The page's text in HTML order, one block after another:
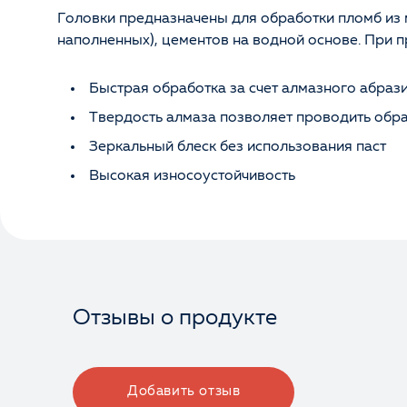
Головки предназначены для обработки пломб
наполненных), цементов на водной основе. При
Быстрая обработка за счет алмазного
Твердость алмаза позволяет проводить
Зеркальный блеск без использования паст
Высокая износоустойчивость
Отзывы о продукте
Добавить отзыв